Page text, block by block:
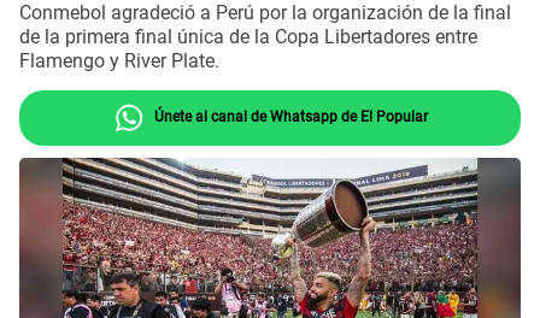
Conmebol agradeció a Perú por la organización de la final
de la primera final única de la Copa Libertadores entre
Flamengo y River Plate.
Únete al canal de Whatsapp de El Popular